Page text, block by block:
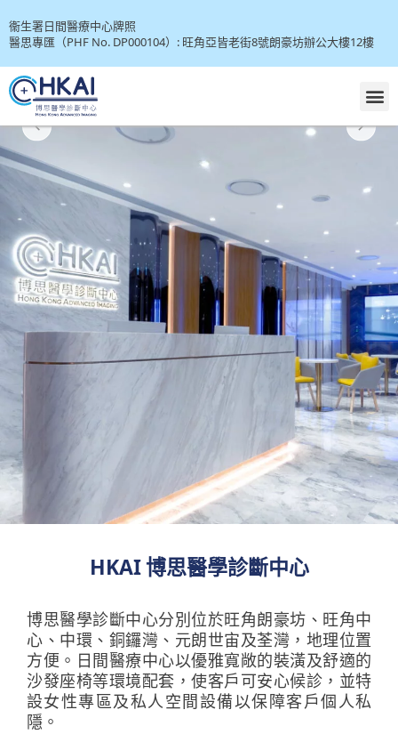
衞生署日間醫療中心牌照
醫思專匯（PHF No. DP000104）: 旺角亞皆老街8號朗豪坊辦公大樓12樓
HKAI 博思醫學診斷中心
博思醫學診斷中心分別位於旺角朗豪坊、旺角中
心、中環、銅鑼灣、元朗世宙及荃灣，地理位置
方便。日間醫療中心以優雅寬敞的裝潢及舒適的
沙發座椅等環境配套，使客戶可安心候診，並特
設女性專區及私人空間設備以保障客戶個人私
隱。